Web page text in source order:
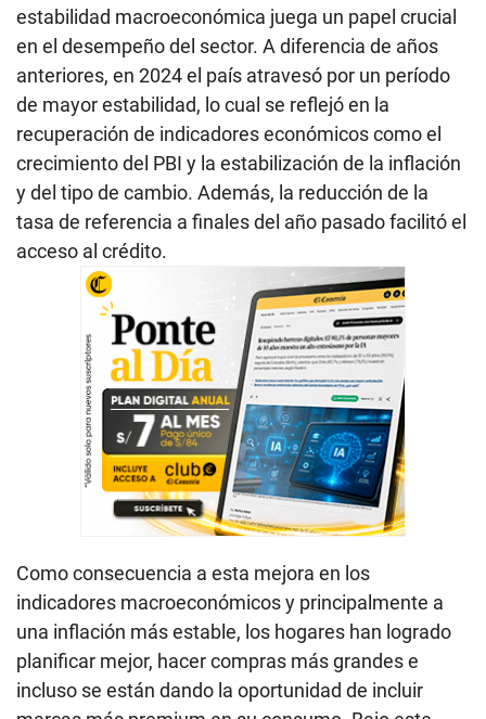
estabilidad macroeconómica juega un papel crucial
en el desempeño del sector. A diferencia de años
anteriores, en 2024 el país atravesó por un período
de mayor estabilidad, lo cual se reflejó en la
recuperación de indicadores económicos como el
crecimiento del PBI y la estabilización de la inflación
y del tipo de cambio. Además, la reducción de la
tasa de referencia a finales del año pasado facilitó el
acceso al crédito.
Como consecuencia a esta mejora en los
indicadores macroeconómicos y principalmente a
una inflación más estable, los hogares han logrado
planificar mejor, hacer compras más grandes e
incluso se están dando la oportunidad de incluir